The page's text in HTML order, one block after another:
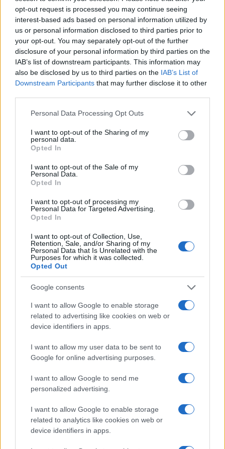
opt-out request is processed you may continue seeing
interest-based ads based on personal information utilized by
us or personal information disclosed to third parties prior to
your opt-out. You may separately opt-out of the further
disclosure of your personal information by third parties on the
IAB’s list of downstream participants. This information may
also be disclosed by us to third parties on the IAB’s List of
Downstream Participants that may further disclose it to other
Please note that this website/app uses one or more Google
not limited to your visit or usage behaviour. You may click to
grant or deny consent to Google and its third-party tags to
use your data for below specified purposes in below Google
consent section.
Personal Data Processing Opt Outs
I want to opt-out of the Sharing of my
personal data.
Opted In
I want to opt-out of the Sale of my
Personal Data.
Opted In
I want to opt-out of processing my
Personal Data for Targeted Advertising.
Opted In
I want to opt-out of Collection, Use,
Retention, Sale, and/or Sharing of my
Personal Data that Is Unrelated with the
Purposes for which it was collected.
Opted Out
Google consents
I want to allow Google to enable storage
related to advertising like cookies on web or
device identifiers in apps.
I want to allow my user data to be sent to
Google for online advertising purposes.
I want to allow Google to send me
personalized advertising.
I want to allow Google to enable storage
related to analytics like cookies on web or
device identifiers in apps.
normative cambiano continuamente, le aziende
che ignorano i costi nascosti dell’IoT rischiano di
affrontare sfide insormontabili. Non lasciare che la
tua azienda diventi una statistica: investi
saggiamente nella tua infrastruttura IoT!
AUTORE
Continua a leggere
FUTURE